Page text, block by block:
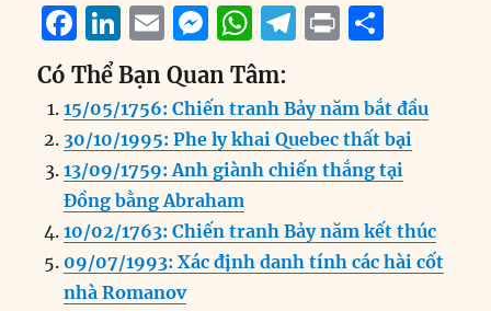
F
a
c
e
b
o
o
k
Li
n
k
e
d
I
n
E
m
ai
l
M
e
ss
e
n
g
er
W
h
at
s
A
p
T
e
g
r
m
P
n
t
a
re
Có Thể Bạn Quan Tâm:
15/05/1756: Chiến tranh Bảy năm bắt đầu
30/10/1995: Phe ly khai Quebec thất bại
13/09/1759: Anh giành chiến thắng tại
Đồng bằng Abraham
10/02/1763: Chiến tranh Bảy năm kết thúc
09/07/1993: Xác định danh tính các hài cốt
nhà Romanov